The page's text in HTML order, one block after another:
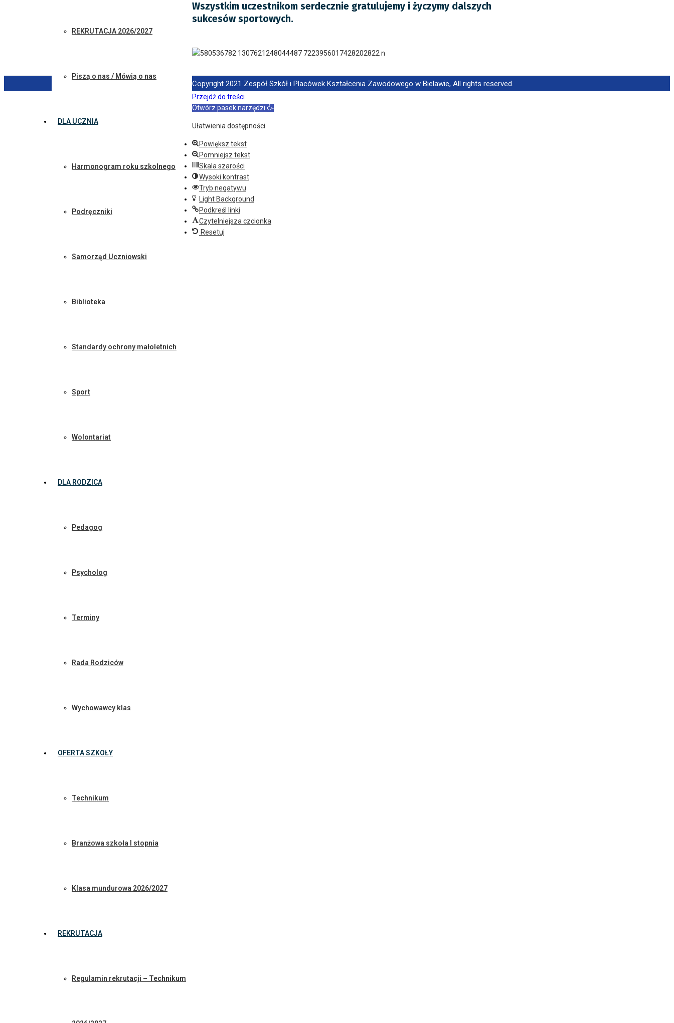
REKRUTACJA 2026/2027
Piszą o nas / Mówią o nas
DLA UCZNIA
Harmonogram roku szkolnego
Podręczniki
Samorząd Uczniowski
Biblioteka
Standardy ochrony małoletnich
Sport
Wolontariat
DLA RODZICA
Pedagog
Psycholog
Terminy
Rada Rodziców
Wychowawcy klas
OFERTA SZKOŁY
Technikum
Branżowa szkoła I stopnia
Klasa mundurowa 2026/2027
REKRUTACJA
Regulamin rekrutacji – Technikum
Wszystkim uczestnikom serdecznie gratulujemy i życzymy dalszych
sukcesów sportowych.
Copyright 2021 Zespół Szkół i Placówek Kształcenia Zawodowego w Bielawie, All rights reserved.
Przejdź do treści
Otwórz pasek narzędzi
Ułatwienia dostępności
Powiększ tekst
Pomniejsz tekst
Skala szarości
Wysoki kontrast
Tryb negatywu
Light Background
Podkreśl linki
Czytelniejsza czcionka
Resetuj